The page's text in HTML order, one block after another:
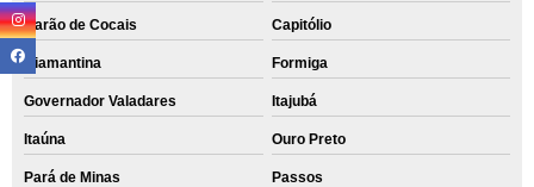
Barão de Cocais Capitólio
Diamantina Formiga
Governador Valadares Itajubá
Itaúna Ouro Preto
Pará de Minas Passos